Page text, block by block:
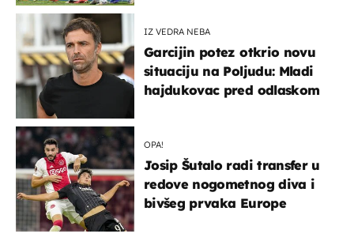
IZ VEDRA NEBA
Garcijin potez otkrio novu
situaciju na Poljudu: Mladi
hajdukovac pred odlaskom
OPA!
Josip Šutalo radi transfer u
redove nogometnog diva i
bivšeg prvaka Europe